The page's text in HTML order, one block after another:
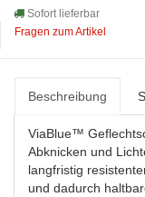
Sofort lieferbar
Fragen zum Artikel
Beschreibung
ViaBlue™
Abknicken und
langfristig
und dadurch